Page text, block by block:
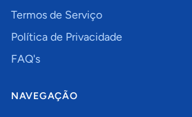
Termos de Serviço
Política de Privacidade
FAQ's
NAVEGAÇÃO